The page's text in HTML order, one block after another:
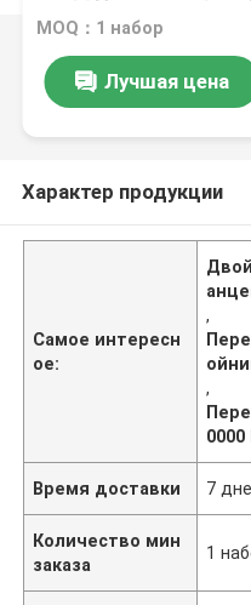
MOQ：1 набор
Лучшая цена
Характер продукции
Самое интересн
ое:
,
,
0000
Время доставки 7
Количество мин
заказа
1